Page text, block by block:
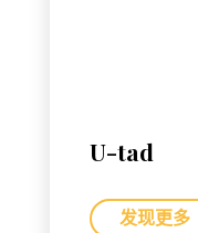
U-tad
发现更多